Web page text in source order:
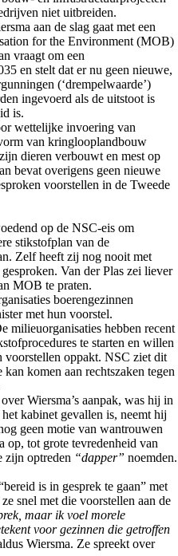
niet uitbreiden.
aan de slag gaat met een
for the Environment (MOB)
vraagt om een
en stelt dat er nu geen nieuwe,
(‘drempelwaarde’)
ingevoerd als de uitstoot is
is.
wettelijke invoering van
van kringlooplandbouw
dieren verbouwt en mest op
bevat overigens geen nieuwe
voorstellen in de Tweede
op de NSC-eis om
stikstofplan van de
Zelf heeft zij nog nooit met
Van der Plas zei liever
MOB te praten.
boerengezinnen
met hun voorstel.
milieuorganisaties hebben recent
te starten en willen
voorstellen oppakt. NSC ziet dit
komen aan rechtszaken tegen
Wiersma’s aanpak, was hij in
kabinet gevallen is, neemt hij
geen motie van wantrouwen
op, tot grote tevredenheid van
optreden “dapper” noemden.
is in gesprek te gaan” met
snel met die voorstellen aan de
maar ik voel morele
voor gezinnen die getroffen
Wiersma. Ze spreekt over